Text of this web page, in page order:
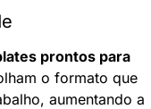
prontos para
o formato que
aumentando a